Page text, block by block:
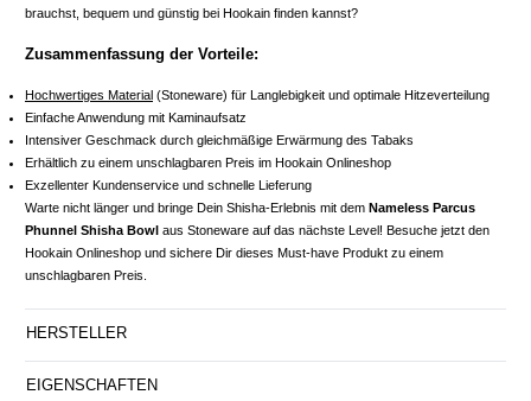
brauchst, bequem und günstig bei Hookain finden kannst?
Zusammenfassung der Vorteile:
Hochwertiges Material (Stoneware) für Langlebigkeit und optimale Hitzeverteilung
Einfache Anwendung mit Kaminaufsatz
Intensiver Geschmack durch gleichmäßige Erwärmung des Tabaks
Erhältlich zu einem unschlagbaren Preis im Hookain Onlineshop
Exzellenter Kundenservice und schnelle Lieferung
Warte nicht länger und bringe Dein Shisha-Erlebnis mit dem Nameless Parcus
Phunnel Shisha Bowl aus Stoneware auf das nächste Level! Besuche jetzt den
Hookain Onlineshop und sichere Dir dieses Must-have Produkt zu einem
unschlagbaren Preis.
HERSTELLER
EIGENSCHAFTEN